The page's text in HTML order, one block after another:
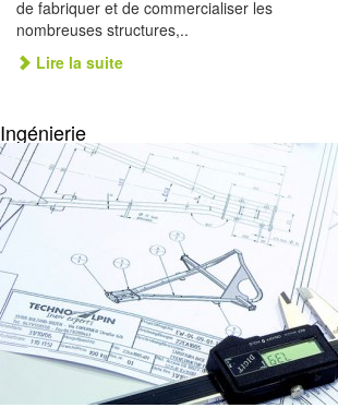
de fabriquer et de commercialiser les
nombreuses structures,..
Lire la suite
Ingénierie